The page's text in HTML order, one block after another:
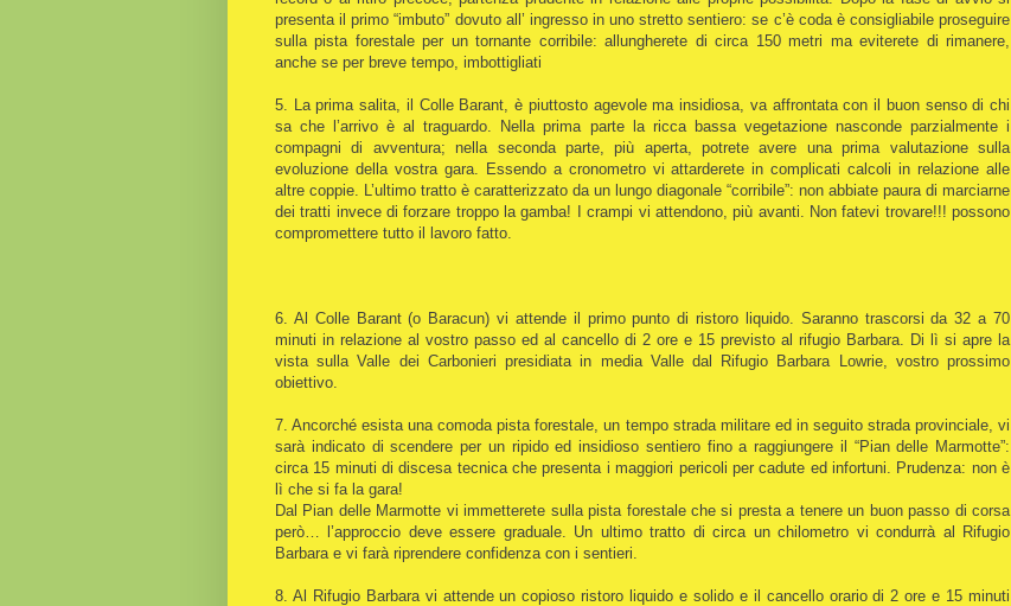
presenta il primo “imbuto” dovuto all’ ingresso in uno stretto sentiero: se c’è coda è consigliabile proseguire
sulla pista forestale per un tornante corribile: allungherete di circa 150 metri ma eviterete di rimanere,
anche se per breve tempo, imbottigliati
5. La prima salita, il Colle Barant, è piuttosto agevole ma insidiosa, va affrontata con il buon senso di chi
sa che l’arrivo è al traguardo. Nella prima parte la ricca bassa vegetazione nasconde parzialmente i
compagni di avventura; nella seconda parte, più aperta, potrete avere una prima valutazione sulla
evoluzione della vostra gara. Essendo a cronometro vi attarderete in complicati calcoli in relazione alle
altre coppie. L’ultimo tratto è caratterizzato da un lungo diagonale “corribile”: non abbiate paura di marciarne
dei tratti invece di forzare troppo la gamba! I crampi vi attendono, più avanti. Non fatevi trovare!!! possono
compromettere tutto il lavoro fatto.
6. Al Colle Barant (o Baracun) vi attende il primo punto di ristoro liquido. Saranno trascorsi da 32 a 70
minuti in relazione al vostro passo ed al cancello di 2 ore e 15 previsto al rifugio Barbara. Di lì si apre la
vista sulla Valle dei Carbonieri presidiata in media Valle dal Rifugio Barbara Lowrie, vostro prossimo
obiettivo.
7. Ancorché esista una comoda pista forestale, un tempo strada militare ed in seguito strada provinciale, vi
sarà indicato di scendere per un ripido ed insidioso sentiero fino a raggiungere il “Pian delle Marmotte”:
circa 15 minuti di discesa tecnica che presenta i maggiori pericoli per cadute ed infortuni. Prudenza: non è
lì che si fa la gara!
Dal Pian delle Marmotte vi immetterete sulla pista forestale che si presta a tenere un buon passo di corsa
però… l’approccio deve essere graduale. Un ultimo tratto di circa un chilometro vi condurrà al Rifugio
Barbara e vi farà riprendere confidenza con i sentieri.
8. Al Rifugio Barbara vi attende un copioso ristoro liquido e solido e il cancello orario di 2 ore e 15 minuti